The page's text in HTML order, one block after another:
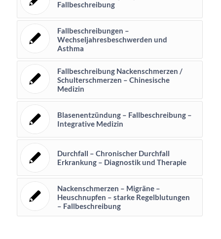
Fallbeschreibung
Fallbeschreibungen –
Wechseljahresbeschwerden und
Asthma
Fallbeschreibung Nackenschmerzen /
Schulterschmerzen – Chinesische
Medizin
Blasenentzündung – Fallbeschreibung –
Integrative Medizin
Durchfall – Chronischer Durchfall
Erkrankung – Diagnostik und Therapie
Nackenschmerzen – Migräne –
Heuschnupfen – starke Regelblutungen
– Fallbeschreibung